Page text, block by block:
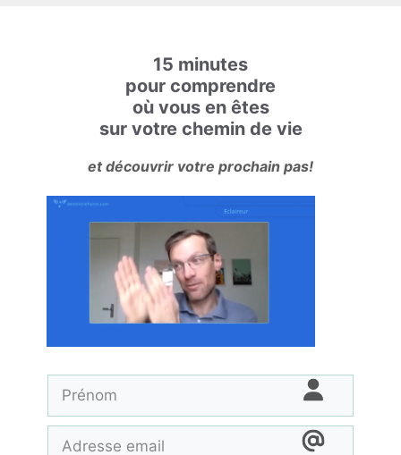
15 minutes
pour comprendre
où vous en êtes
sur votre chemin de vie
et découvrir votre prochain pas!